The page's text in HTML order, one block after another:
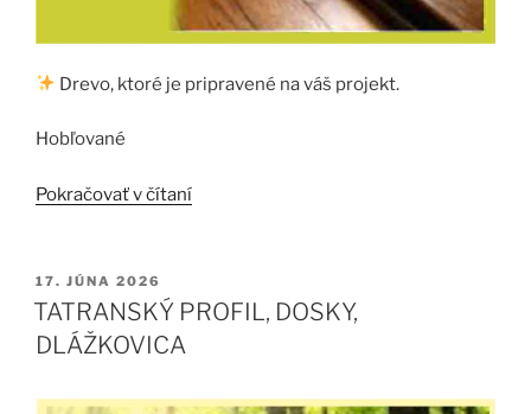
Drevo, ktoré je pripravené na váš projekt.
Hobľované
Pokračovať v čítaní„PRAHY,
PUBLIKOVANÉ
17. JÚNA 2026
TATRANSKÝ PROFIL, DOSKY,
DLÁŽKOVICA